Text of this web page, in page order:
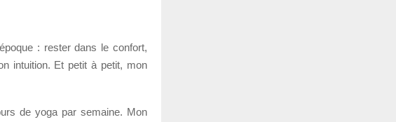
: rester dans le confort,
intuition. Et petit à petit, mon
de yoga par semaine. Mon